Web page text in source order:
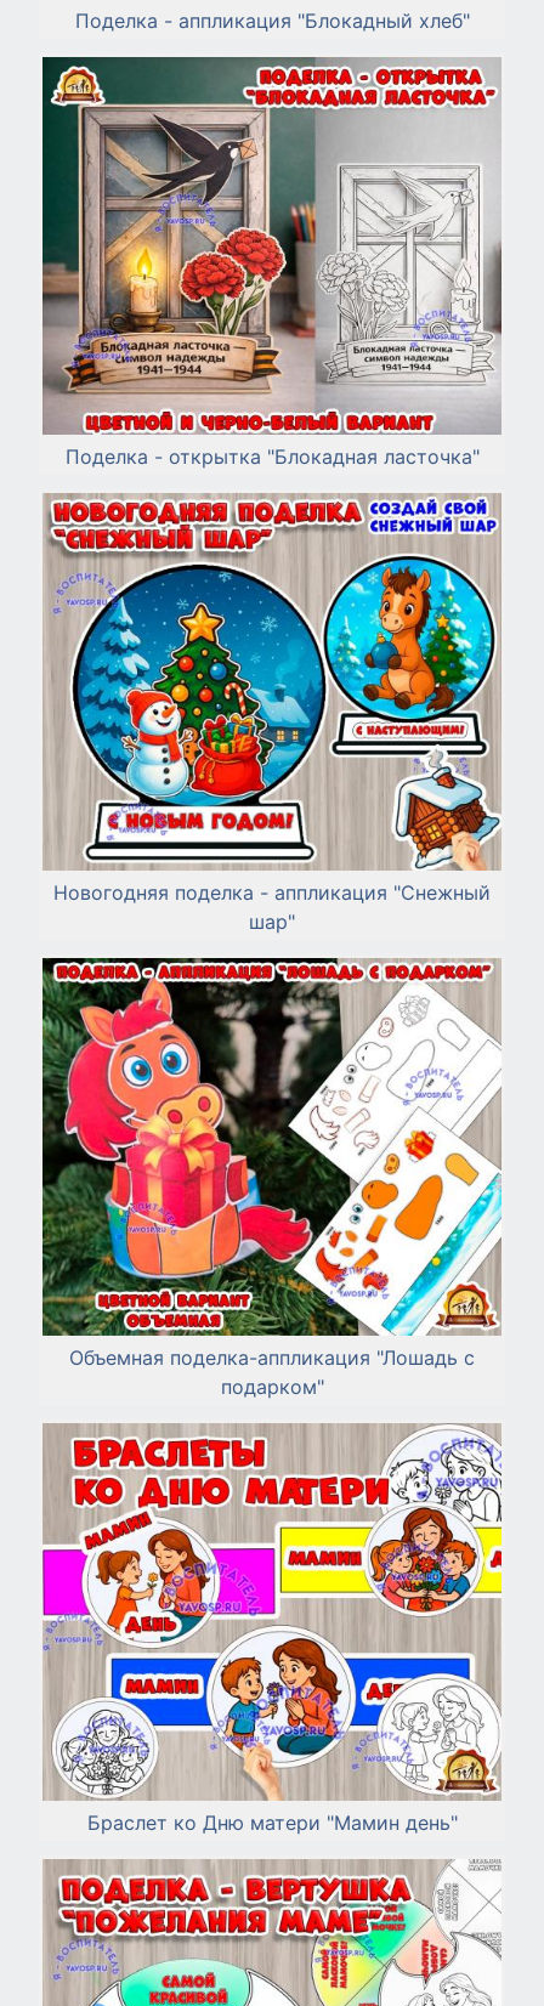
Поделка - аппликация "Блокадный хлеб"
Поделка - открытка "Блокадная ласточка"
Новогодняя поделка - аппликация "Снежный
шар"
Объемная поделка-аппликация "Лошадь с
подарком"
Браслет ко Дню матери "Мамин день"